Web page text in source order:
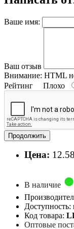
Ваше имя:
Ваш отзыв
Внимание: HTML
Рейтинг Плохо
Продолжить
Цена:
В наличие
Доступность:
Код товара:
Оптовые